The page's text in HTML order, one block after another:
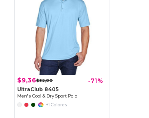
$9,36$32,00 -71%
UltraClub 8405
Men's Cool & Dry Sport Polo
+1 Colores